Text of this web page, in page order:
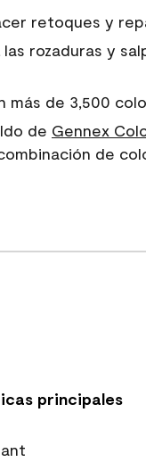
retoques y
rozaduras y
más de 3,500
de Gennex
de
principales